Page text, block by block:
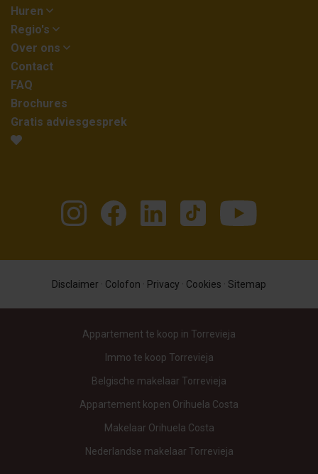
Huren
Regio's
Over ons
Contact
FAQ
Brochures
Gratis adviesgesprek
Disclaimer · Colofon · Privacy · Cookies · Sitemap
Appartement te koop in Torrevieja
Immo te koop Torrevieja
Belgische makelaar Torrevieja
Appartement kopen Orihuela Costa
Makelaar Orihuela Costa
Nederlandse makelaar Torrevieja